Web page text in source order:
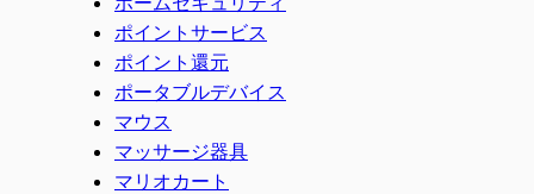
ポイントサービス
ポイント還元
ポータブルデバイス
マウス
マッサージ器具
マリオカート